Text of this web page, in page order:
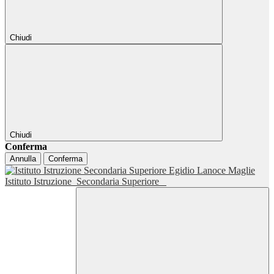
Chiudi
Chiudi
Conferma
Annulla Conferma
Istituto Istruzione Secondaria Superiore